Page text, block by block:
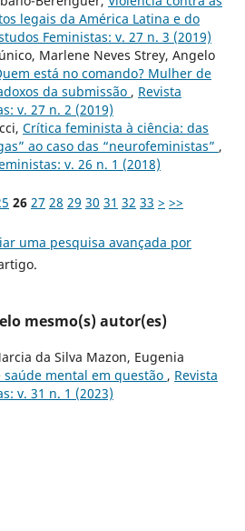
legais da América Latina e do
Feministas: v. 27 n. 3 (2019)
Marlene Neves Strey, Angelo
está no comando? Mulher de
da submissão , Revista
v. 27 n. 2 (2019)
Crítica feminista à ciência: das
ao caso das “neurofeministas” ,
v. 26 n. 1 (2018)
26 27 28 29 30 31 32 33 > >>
uma pesquisa avançada por
mesmo(s) autor(es)
da Silva Mazon, Eugenia
saúde mental em questão , Revista
v. 31 n. 1 (2023)